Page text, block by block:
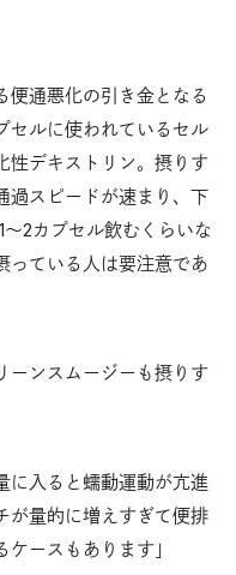
便通悪化の引き金となる
セルに使われているセル
性デキストリン。摂りす
過スピードが速まり、下
2カプセル飲むくらいな
っている人は要注意であ
ーンスムージーも摂りす
に入ると蠕動運動が亢進
が量的に増えすぎて便排
ースもあります」